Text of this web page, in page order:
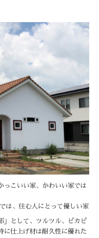
っこいい家、かわいい家では
は、住む人にとって優しい家
」として、ツルツル、ピカピ
に仕上げ材は耐久性に優れた